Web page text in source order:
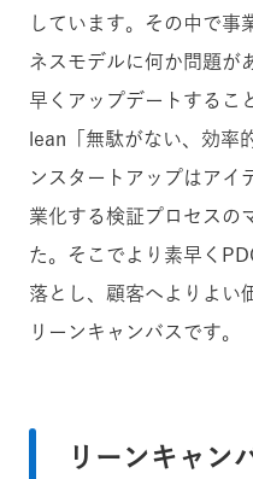
しています。その中で事
ネスモデルに何か問題が
早くアップデートするこ
lean「無駄がない、効率
ンスタートアップはアイ
業化する検証プロセスの
た。そこでより素早く
落とし、顧客へよりよい
リーンキャンバスです。
リーンキャン